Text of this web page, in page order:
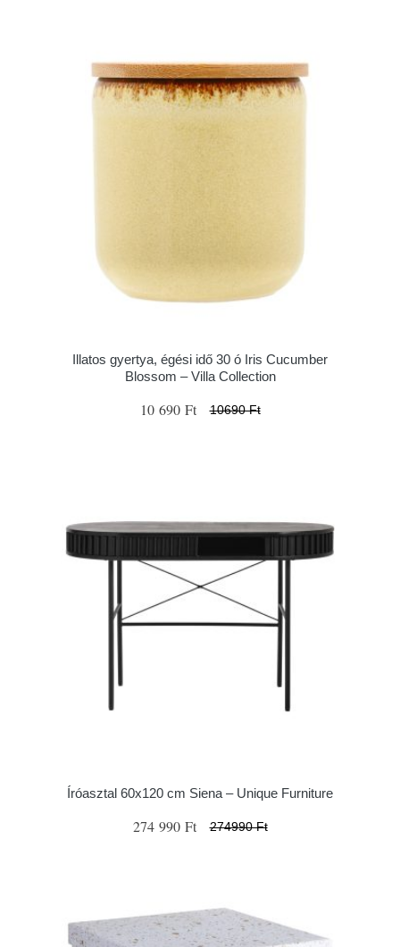
Illatos gyertya, égési idő 30 ó Iris Cucumber
Blossom – Villa Collection
10 690 Ft 10690 Ft
Íróasztal 60x120 cm Siena – Unique Furniture
274 990 Ft 274990 Ft